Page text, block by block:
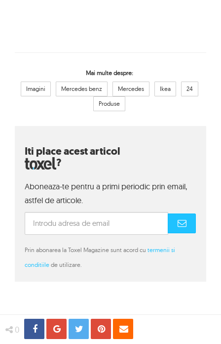
0 Share Distribuie
Tweet Pin
Mai multe despre:
Imagini Mercedes benz Mercedes Ikea
24
Produse
Iti place acest articol
?
Aboneaza-te pentru a primi periodic prin email,
astfel de articole.
Prin abonarea la Toxel Magazine sunt acord cu termenii si
conditiile de utilizare.